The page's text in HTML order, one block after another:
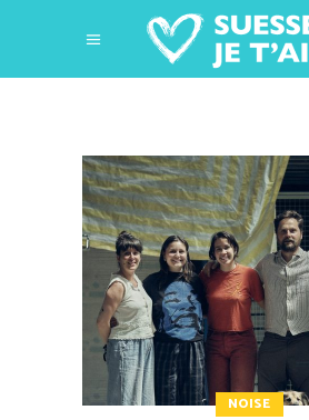
NOISE